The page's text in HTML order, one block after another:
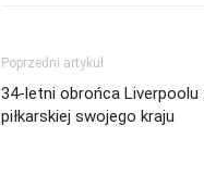
Poprzedni artykuł
34-letni obrońca Liverpoolu
piłkarskiej swojego kraju